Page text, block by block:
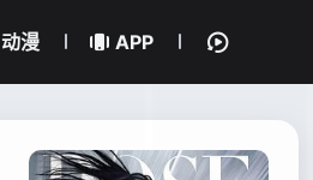
动漫 APP